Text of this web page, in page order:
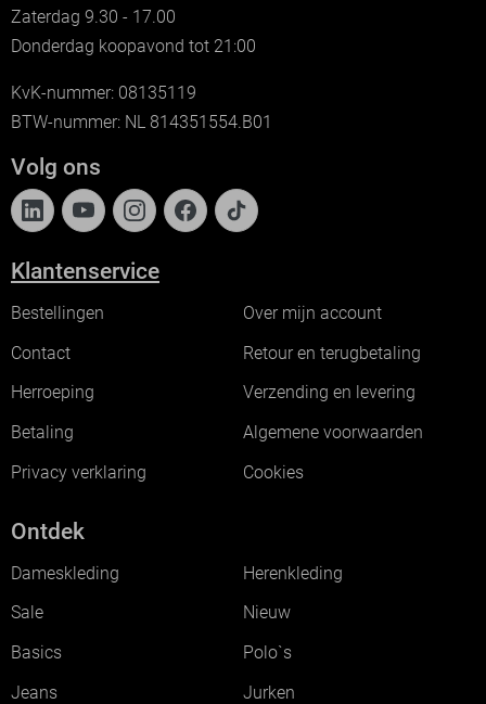
Zaterdag 9.30 - 17.00
Donderdag koopavond tot 21:00
KvK-nummer: 08135119
BTW-nummer: NL 814351554.B01
Volg ons
Klantenservice
Bestellingen
Over mijn account
Contact
Retour en terugbetaling
Herroeping
Verzending en levering
Betaling
Algemene voorwaarden
Privacy verklaring
Cookies
Ontdek
Dameskleding
Herenkleding
Sale
Nieuw
Basics
Polo`s
Jeans
Jurken